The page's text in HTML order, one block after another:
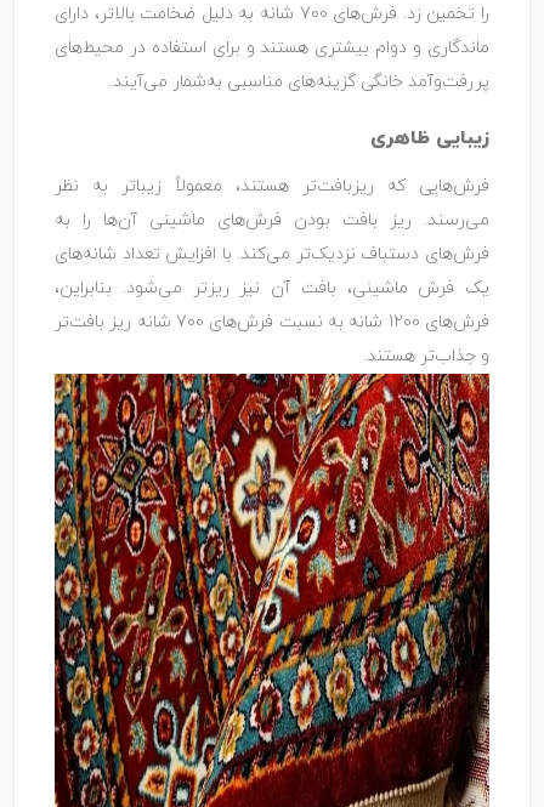
را تخمین زد. فرش‌های 700 شانه به‌ دلیل ضخامت بالاتر، دارای
ماندگاری و دوام بیشتری هستند و برای استفاده در محیط‌های
پررفت‌وآمد خانگی گزینه‌های مناسبی به‌شمار می‌آیند.
زیبایی ظاهری
فرش‌هایی که ریزبافت‌تر هستند، معمولاً زیباتر به نظر
می‌رسند. ریز بافت بودن فرش‌های ماشینی آن‌ها را به
فرش‌های دستباف نزدیک‌تر می‌کند. با افزایش تعداد شانه‌های
یک فرش ماشینی، بافت آن نیز ریزتر می‌شود. بنابراین،
فرش‌های 1200 شانه به نسبت فرش‌های 700 شانه ریز بافت‌تر
و جذاب‌تر هستند.